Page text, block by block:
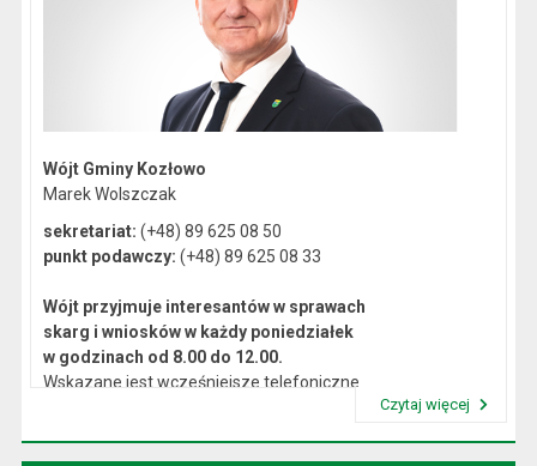
Wójt Gminy Kozłowo
Marek Wolszczak
sekretariat: (+48) 89 625 08 50
punkt podawczy: (+48) 89 625 08 33
Wójt przyjmuje interesantów w sprawach
skarg i wniosków w każdy poniedziałek
w godzinach od 8.00 do 12.00.
Wskazane jest wcześniejsze telefoniczne
Czytaj więcej